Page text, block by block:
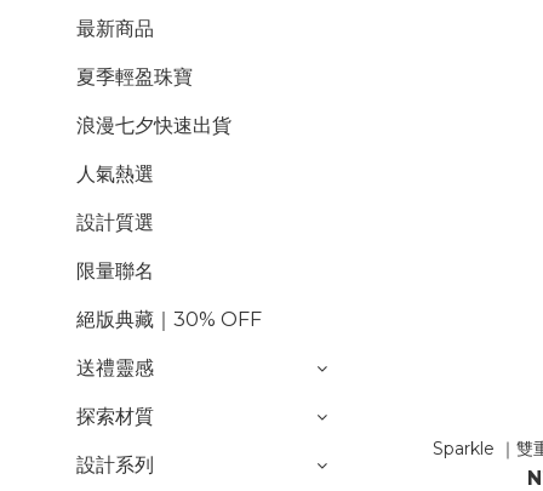
最新商品
夏季輕盈珠寶
浪漫七夕快速出貨
人氣熱選
設計質選
限量聯名
絕版典藏｜30% OFF
送禮靈感
探索材質
設計系列
Sparkle ｜雙